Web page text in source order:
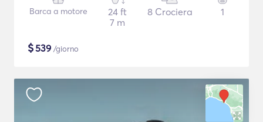
Barca a motore
24 ft
7 m
8 Crociera 1
$539 /giorno